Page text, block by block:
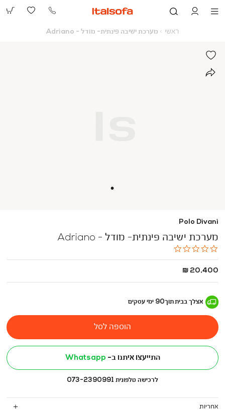
073-
ראשי ראשי
מערכת ישיבה פינתית- מודל - Adriano
Polo Divani
מערכת ישיבה פינתית- מודל - Adriano
החל
20,400 ₪
אצלך בביתתוך90 ימי עסקים
הוספה לסל
התייעצו איתנו ב- Whatsapp
לרכישה טלפונית 073-2390991
אחריות